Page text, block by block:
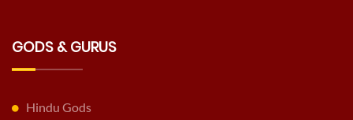
GODS & GURUS
Hindu Gods